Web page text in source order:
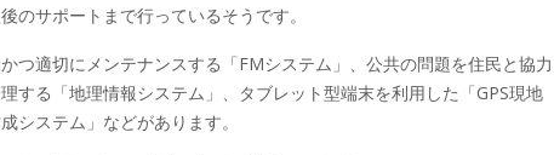
のサポートまで行っているそうです。
つ適切にメンテナンスする「FMシステム」、公共の問題を住民と協力
する「地理情報システム」、タブレット型端末を利用した「GPS現地
システム」などがあります。